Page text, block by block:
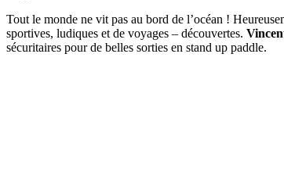
Tout le monde ne vit pas au bord de l’océan !
sportives, ludiques et de voyages – découvertes.
sécuritaires pour de belles sorties en stand up paddle.